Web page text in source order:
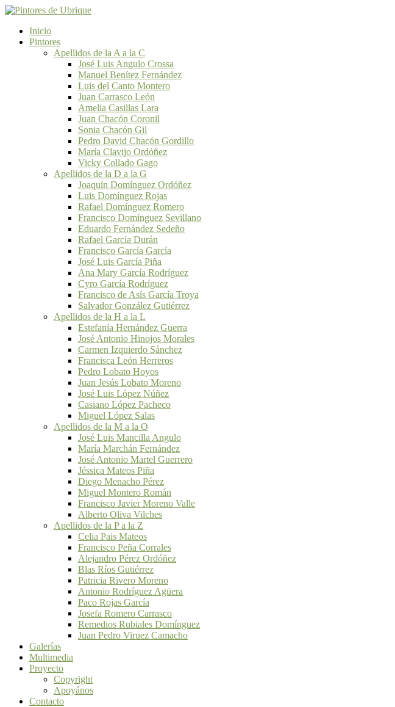
Inicio
Pintores
Apellidos de la A a la C
José Luis Angulo Crossa
Manuel Benítez Fernández
Luis del Canto Montero
Juan Carrasco León
Amelia Casillas Lara
Juan Chacón Coronil
Sonia Chacón Gil
Pedro David Chacón Gordillo
María Clavijo Ordóñez
Vicky Collado Gago
Apellidos de la D a la G
Joaquín Domínguez Ordóñez
Luis Domínguez Rojas
Rafael Domínguez Romero
Francisco Domínguez Sevillano
Eduardo Fernández Sedeño
Rafael García Durán
Francisco García García
José Luis García Piña
Ana Mary García Rodríguez
Cyro García Rodríguez
Francisco de Asís García Troya
Salvador González Gutiérrez
Apellidos de la H a la L
Estefanía Hernández Guerra
José Antonio Hinojos Morales
Carmen Izquierdo Sánchez
Francisca León Herreros
Pedro Lobato Hoyos
Juan Jesús Lobato Moreno
José Luis López Núñez
Casiano López Pacheco
Miguel López Salas
Apellidos de la M a la O
José Luis Mancilla Angulo
María Marchán Fernández
José Antonio Martel Guerrero
Jéssica Mateos Piña
Diego Menacho Pérez
Miguel Montero Román
Francisco Javier Moreno Valle
Alberto Oliva Vilches
Apellidos de la P a la Z
Celia Pais Mateos
Francisco Peña Corrales
Alejandro Pérez Ordóñez
Blas Ríos Gutiérrez
Patricia Rivero Moreno
Antonio Rodríguez Agüera
Paco Rojas García
Josefa Romero Carrasco
Remedios Rubiales Domínguez
Juan Pedro Viruez Camacho
Galerías
Multimedia
Proyecto
Copyright
Apoyános
Contacto